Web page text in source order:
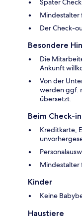
Später
Mindestalter
Der Check-
Besondere
Die
Ankunft
Von der
werden ggf.
übersetzt.
Beim Check-
Kreditkarte,
Mindestalter
Kinder
Keine
Haustiere